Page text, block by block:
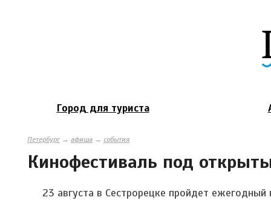
Город для туриста
Петербург→ афиша → события
Кинофестиваль под
23 августа в Сестрорецке пройдет